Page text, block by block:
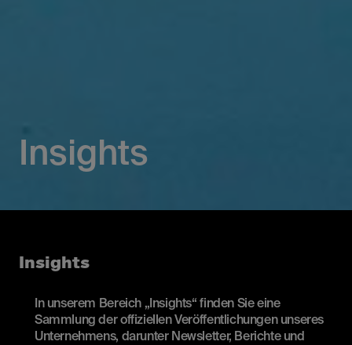
Insights
Insights
In unserem Bereich „Insights“ finden Sie eine
Sammlung der offiziellen Veröffentlichungen unseres
Unternehmens, darunter Newsletter, Berichte und